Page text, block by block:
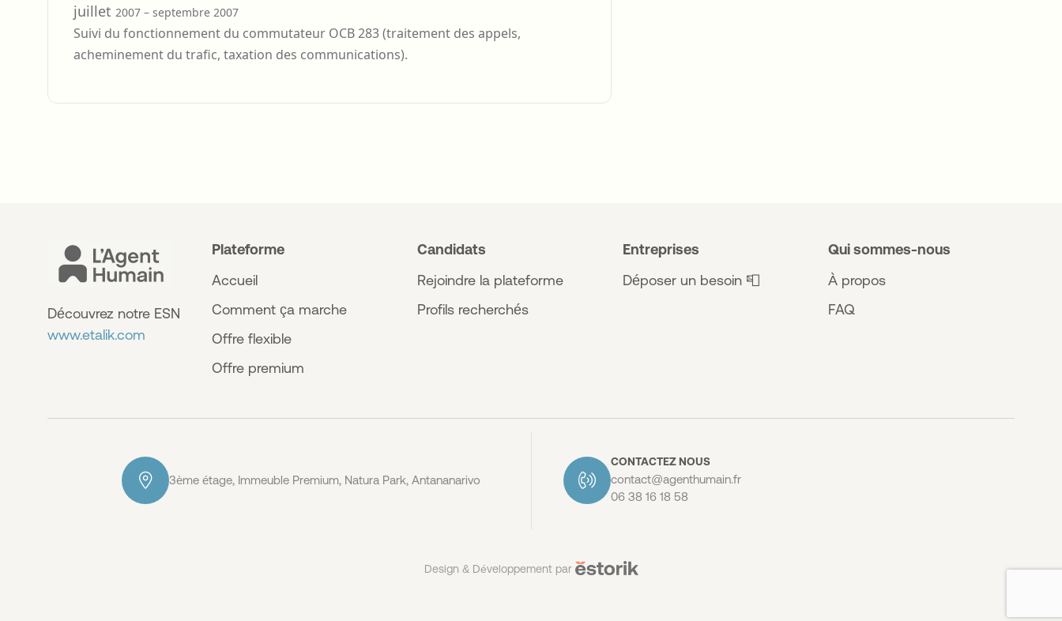
juillet 2007 – septembre 2007
Suivi du fonctionnement du commutateur OCB 283 (traitement des appels,
acheminement du trafic, taxation des communications).
Découvrez notre ESN
www.etalik.com
Plateforme
Accueil
Comment ça marche
Offre flexible
Offre premium
Candidats
Rejoindre la plateforme
Profils recherchés
Entreprises
Déposer un besoin 📮
Qui sommes-nous
À propos
FAQ
3ème étage, Immeuble Premium, Natura Park, Antananarivo
CONTACTEZ NOUS
contact@agenthumain.fr
06 38 16 18 58
Design & Développement par